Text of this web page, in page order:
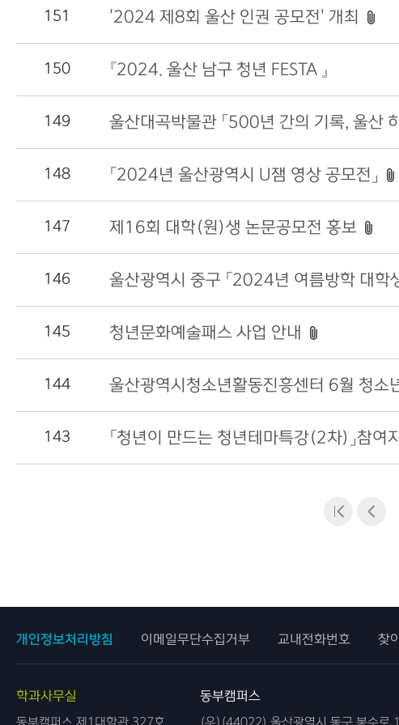
151 '2024 제8회 울산 인권 공모전' 개최
150 『2024. 울산 남구 청년 FESTA 』
149
148 「2024년 울산광역시 U잼 영상 공모전」
147 제16회 대학(원)생 논문공모전 홍보
146 울산광역시 중구 「2024년 여름방학 대학
145 청년문화예술패스 사업 안내
144 울산광역시청소년활동진흥센터 6월 청소
143 「청년이 만드는 청년테마특강(2차)」참여
개인정보처리방침 이메일무단수집거부 교내전화번호 찾
학과사무실
동부캠퍼스 제1대학관 327호
동부캠퍼스
(우)(44022) 울산광역시 동구 봉수로